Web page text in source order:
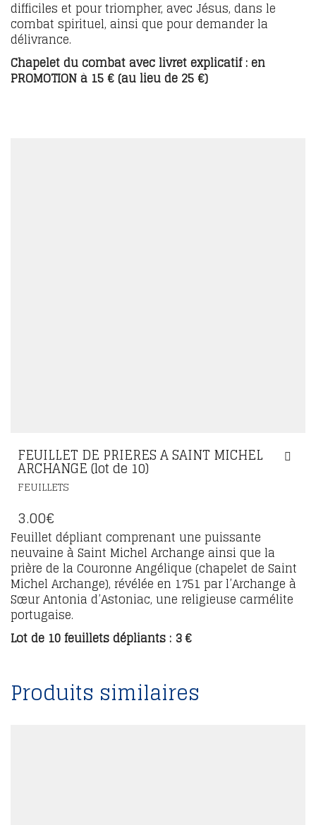
difficiles et pour triompher, avec Jésus, dans le
combat spirituel, ainsi que pour demander la
délivrance.
Chapelet du combat avec livret explicatif : en
PROMOTION à 15 € (au lieu de 25 €)
FEUILLET DE PRIERES A SAINT MICHEL
ARCHANGE (lot de 10)
FEUILLETS
3.00€
Feuillet dépliant comprenant une puissante
neuvaine à Saint Michel Archange ainsi que la
prière de la Couronne Angélique (chapelet de Saint
Michel Archange), révélée en 1751 par l’Archange à
Sœur Antonia d’Astoniac, une religieuse carmélite
portugaise.
Lot de 10 feuillets dépliants : 3 €
Produits similaires